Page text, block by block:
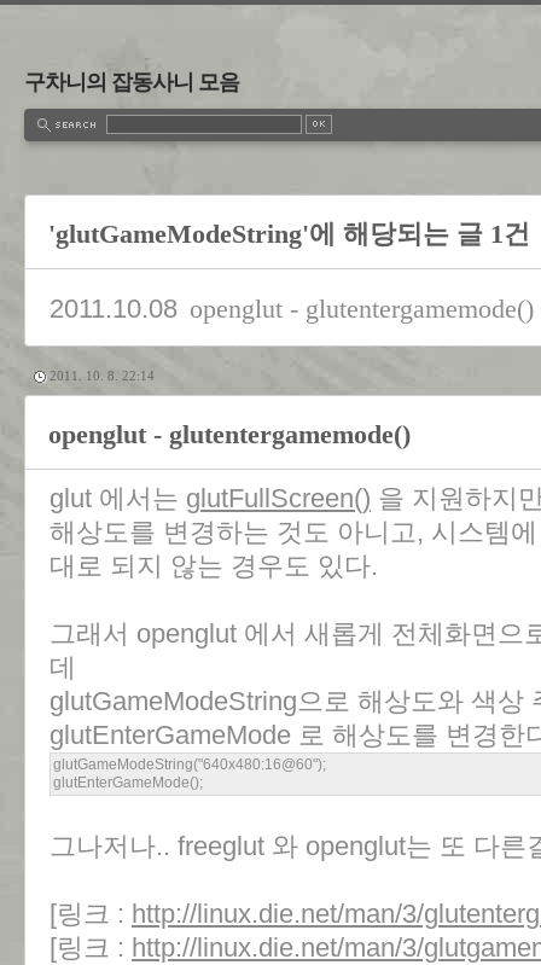
구차니의 잡동사니 모음
'glutGameModeString'에 해당되는 글 1건
2011.10.08 openglut - glutentergamemode()
2011. 10. 8. 22:14
openglut - glutentergamemode()
glut 에서는 glutFullScreen() 을 지원하지
해상도를 변경하는 것도 아니고, 시스템
대로 되지 않는 경우도 있다.
그래서 openglut 에서 새롭게 전체화면으
데
glutGameModeString으로 해상도와 색상
glutEnterGameMode 로 해상도를 변경한
glutGameModeString("640x480:16@60");
glutEnterGameMode();
그나저나.. freeglut 와 openglut는 또 다른
[링크 : http://linux.die.net/man/3/
[링크 : http://linux.die.net/man/3/